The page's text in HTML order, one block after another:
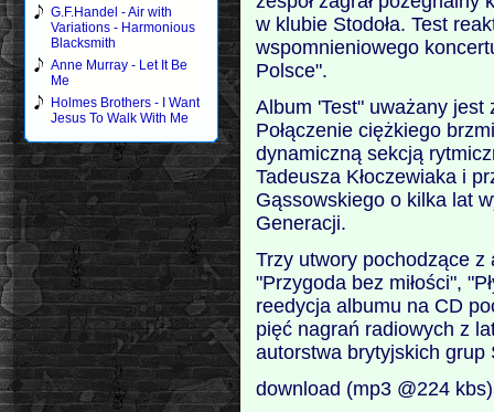
G.F.Handel - Air with
Variations - Harmonious
Blacksmith
Anne Murray - Let It Be
Me
Holmes Brothers - I Want
Jesus To Walk With Me
w klubie Stodoła. Test
wspomnieniowego
Polsce".
Album 'Test" uważany jest
Połączenie ciężkiego
dynamiczną sekcją
Tadeusza Kłoczewiaka i
Gąssowskiego o kilka lat
Generacji.
Trzy utwory pochodzące z
"Przygoda bez miłości",
reedycja albumu na CD
pięć nagrań radiowych z
autorstwa brytyjskich grup
download (mp3 @224